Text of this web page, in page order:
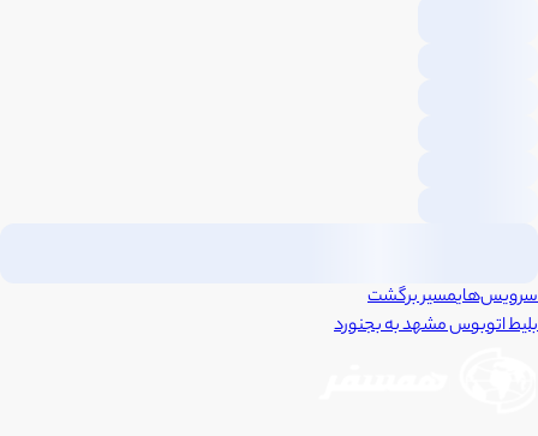
سرویس‌هایمسیر برگشت
بلیط اتوبوسمشهدبهبجنورد